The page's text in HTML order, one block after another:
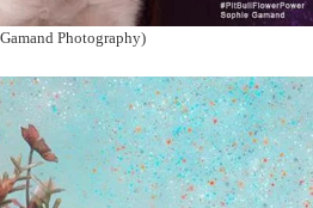
Photography)